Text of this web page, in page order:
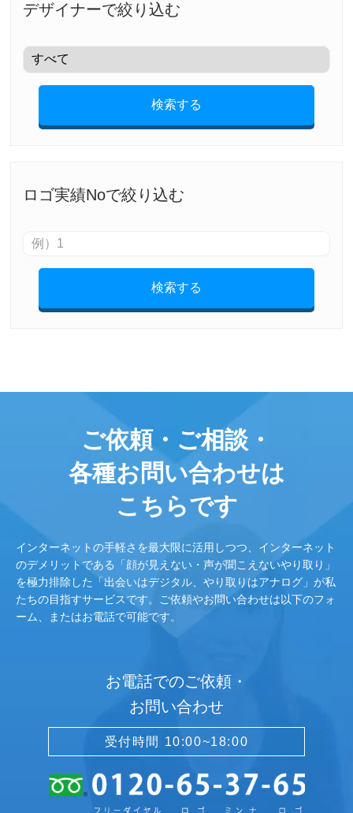
デザイナーで絞り込む
検索する
ロゴ実績Noで絞り込む
検索する
ご依頼・ご相談・
各種お問い合わせは
こちらです
インターネットの手軽さを最大限に活用しつつ、インターネット
のデメリットである「顔が見えない・声が聞こえないやり取り」
を極力排除した「出会いはデジタル、やり取りはアナログ」が私
たちの目指すサービスです。ご依頼やお問い合わせは以下のフォ
ーム、またはお電話で可能です。
お電話でのご依頼・
お問い合わせ
受付時間 10:00~18:00